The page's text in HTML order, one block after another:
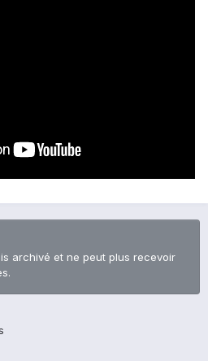
archivé et ne peut plus recevoir